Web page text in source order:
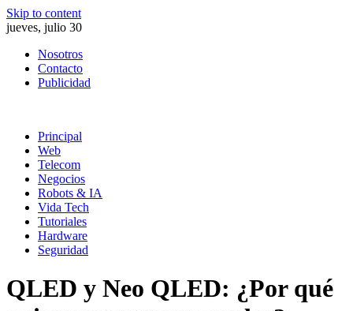
Skip to content
jueves, julio 30
Nosotros
Contacto
Publicidad
Principal
Web
Telecom
Negocios
Robots & IA
Vida Tech
Tutoriales
Hardware
Seguridad
QLED y Neo QLED: ¿Por qué